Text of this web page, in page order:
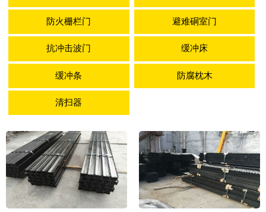
防火栅栏门 避难硐室门
抗冲击波门 缓冲床
缓冲条 防腐枕木
清扫器